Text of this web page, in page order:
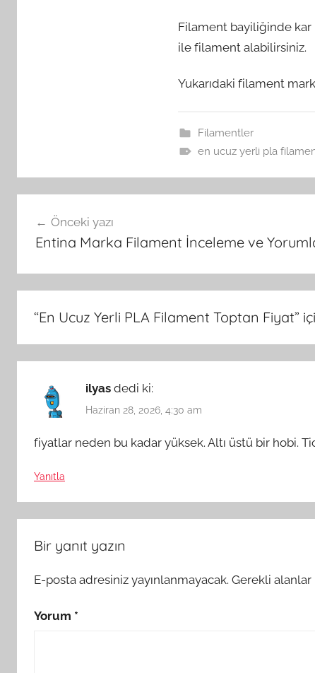
Filament bayiliğinde kar
ile filament alabilirsiniz.
Yukarıdaki filament
Filamentler
en ucuz yerli pla
gezinmesi
Önceki yazı
Entina Marka Filament İnceleme ve
“En Ucuz Yerli PLA Filament Toptan Fiyat”
ilyas dedi ki:
Haziran 28, 2026, 4:30 am
fiyatlar neden bu kadar yüksek. Altı üstü bir hobi.
Yanıtla
Bir yanıt yazın
E-posta adresiniz yayınlanmayacak. Gerekli alanlar
Yorum *